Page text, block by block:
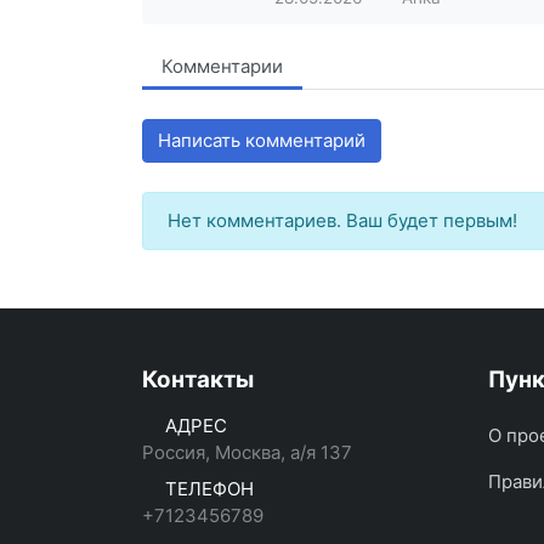
Комментарии
Написать комментарий
Нет комментариев. Ваш будет первым!
Контакты
АДРЕС
Россия, Москва, а/я 137
ТЕЛЕФОН
+7123456789
О